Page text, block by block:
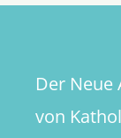
Der
von